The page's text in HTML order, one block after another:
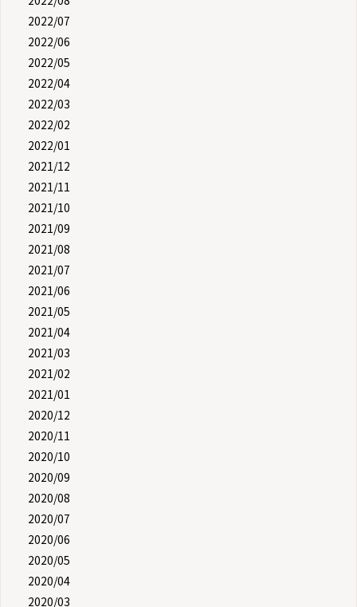
2022/07
2022/06
2022/05
2022/04
2022/03
2022/02
2022/01
2021/12
2021/11
2021/10
2021/09
2021/08
2021/07
2021/06
2021/05
2021/04
2021/03
2021/02
2021/01
2020/12
2020/11
2020/10
2020/09
2020/08
2020/07
2020/06
2020/05
2020/04
2020/03